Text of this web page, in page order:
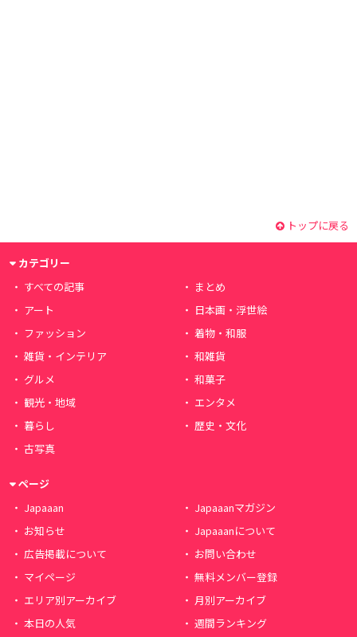
トップに戻る
カテゴリー
すべての記事
まとめ
アート
日本画・浮世絵
ファッション
着物・和服
雑貨・インテリア
和雑貨
グルメ
和菓子
観光・地域
エンタメ
暮らし
歴史・文化
古写真
ページ
Japaaan
Japaaanマガジン
お知らせ
Japaaanについて
広告掲載について
お問い合わせ
マイページ
無料メンバー登録
エリア別アーカイブ
月別アーカイブ
本日の人気
週間ランキング